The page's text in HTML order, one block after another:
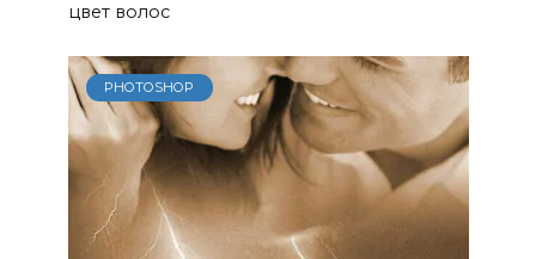
цвет волос
PHOTOSHOP